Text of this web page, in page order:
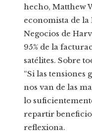
hecho, Matthew
economista de la
Negocios de
95% de la
satélites. Sobre
“Si las tensiones
nos van de las
lo
repartir
reflexiona.